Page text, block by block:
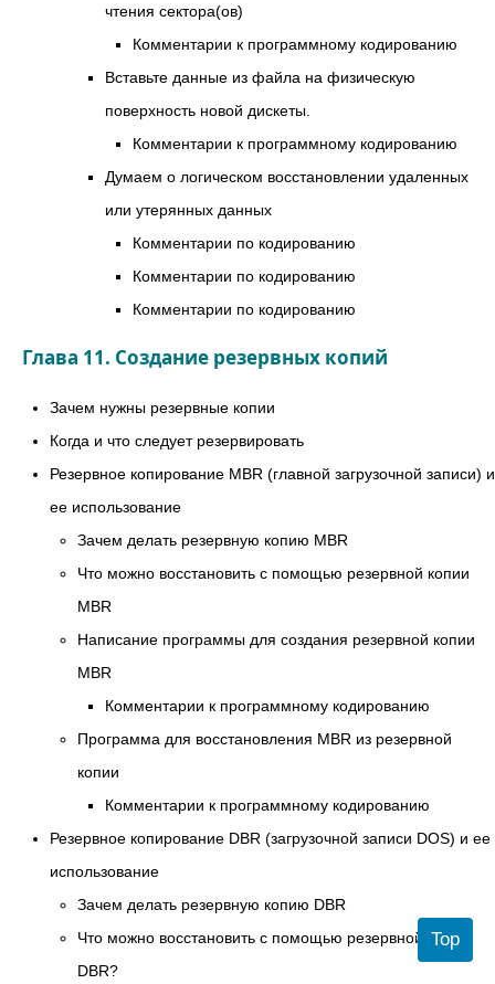
чтения сектора(ов)
Комментарии к программному кодированию
Вставьте данные из файла на физическую
поверхность новой дискеты.
Комментарии к программному кодированию
Думаем о логическом восстановлении удаленных
или утерянных данных
Комментарии по кодированию
Комментарии по кодированию
Комментарии по кодированию
Глава 11. Создание резервных копий
Зачем нужны резервные копии
Когда и что следует резервировать
Резервное копирование MBR (главной загрузочной записи) и
ее использование
Зачем делать резервную копию MBR
Что можно восстановить с помощью резервной копии
MBR
Написание программы для создания резервной копии
MBR
Комментарии к программному кодированию
Программа для восстановления MBR из резервной
копии
Комментарии к программному кодированию
Резервное копирование DBR (загрузочной записи DOS) и ее
использование
Зачем делать резервную копию DBR
Что можно восстановить с помощью резервной копии
DBR?
Top